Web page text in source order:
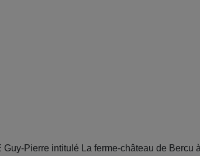
Guy-Pierre intitulé La ferme-château de